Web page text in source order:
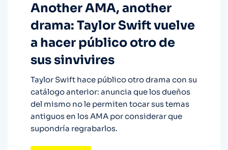
Another AMA, another
drama: Taylor Swift vuelve
a hacer público otro de
sus sinvivires
Taylor Swift hace público otro drama con su
catálogo anterior: anuncia que los dueños
del mismo no le permiten tocar sus temas
antiguos en los AMA por considerar que
supondría regrabarlos.